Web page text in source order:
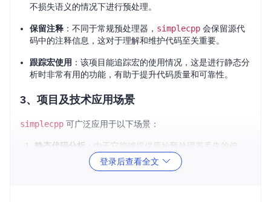
不损失语义的情况下进行预处理。
保留注释 ：不同于常规预处理器， simplecpp 会保留源代
码中的注释信息，这对于理解和维护代码至关重要。
跟踪宏使用 ：该项目能追踪宏的使用情况，这是进行静态分
析时非常有用的功能，有助于提升代码质量和可靠性。
3、项目及技术应用场景
simplecpp 可广泛应用于以下场景：
静态代码分析 ：由于它能够提供原始预处理器丢失的信
息，因此特别适合用于编写静态分析工具，帮助检测潜在
的编程错误和不良实践。
登录后查看全文